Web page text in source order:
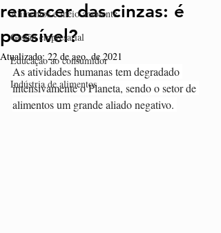
Alimentos e meio ambiente
Gestão empresarial
Educação ao consumidor
Indústria de alimentos
renascer das cinzas: é
possível?
Atualizado:22 de ago. de 2021
As atividades humanas tem degradado
intensivamente o Planeta, sendo o setor de
alimentos um grande aliado negativo.